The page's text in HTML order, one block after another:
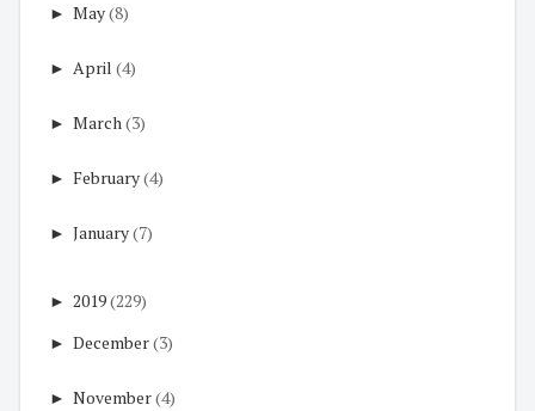
► May(8)
► April (4)
► March(3)
► February(4)
► January(7)
► 2019(229)
► December(3)
► November(4)